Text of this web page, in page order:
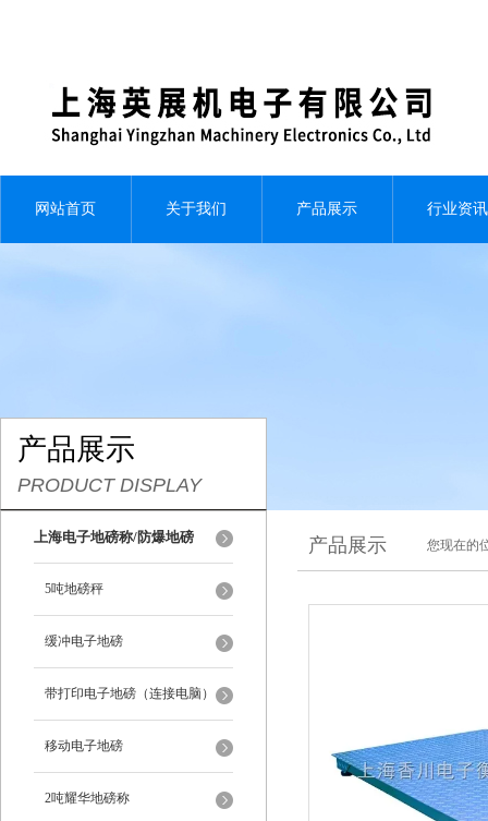
网站首页 关于我们 产品展示 行业资讯
产品展示
PRODUCT DISPLAY
上海电子地磅称/防爆地磅
5吨地磅秤
缓冲电子地磅
带打印电子地磅（连接电脑）
移动电子地磅
2吨耀华地磅称
产品展示 您现在的